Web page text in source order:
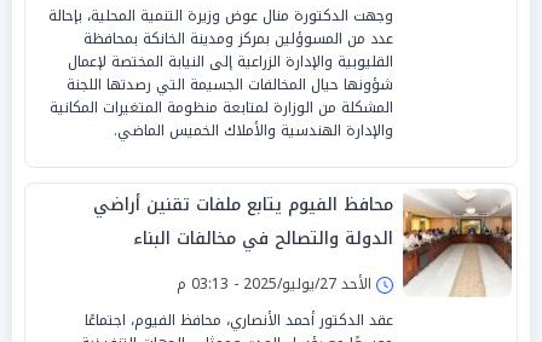
وجهت الدكتورة منال عوض وزيرة التنمية المحلية، بإحالة
عدد من المسوؤلين بمركز ومدينة الخانكة بمحافظة
القليوبية والإدارة الزراعية إلى النيابة المختصة لإعمال
شؤونها حيال المخالفات الجسيمة التي رصدتها اللجنة
المشكلة من الوزارة لمتابعة منظومة المتغيرات المكانية
والإدارة الهندسية والأملاك الخميس الماضي.
محافظ الفيوم يتابع ملفات تقنين أراضي
الدولة والتصالح في مخالفات البناء
الأحد 27/يوليو/2025 - 03:13 م
عقد الدكتور أحمد الأنصاري، محافظ الفيوم، اجتماعًا